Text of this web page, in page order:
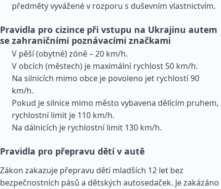
předměty vyvážené v rozporu s duševním vlastnictvím.
Pravidla pro cizince při vstupu na Ukrajinu autem
se zahraničními poznávacími značkami
V pěší (obytné) zóně – 20 km/h.
V obcích (městech) je maximální rychlost 50 km/h.
Na silnicích mimo obce je povoleno jet rychlostí 90
km/h.
Pokud je silnice mimo město vybavena dělícím pruhem,
rychlostní limit je 110 km/h.
Na dálnicích je rychlostní limit 130 km/h.
Pravidla pro přepravu dětí v autě
Zákon zakazuje přepravu dětí mladších 12 let bez
bezpečnostních pásů a dětských autosedaček. Je zakázáno